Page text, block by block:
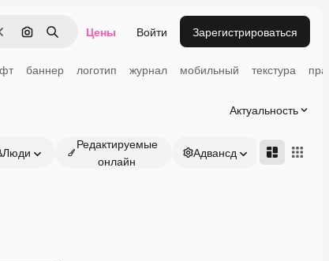
Поиск по изображению
Поиск Цены Войти Зарегистрироваться
баннер логотип журнал мобильный текстура
Актуальность
Люди
Редактируемые
онлайн
Адвансд